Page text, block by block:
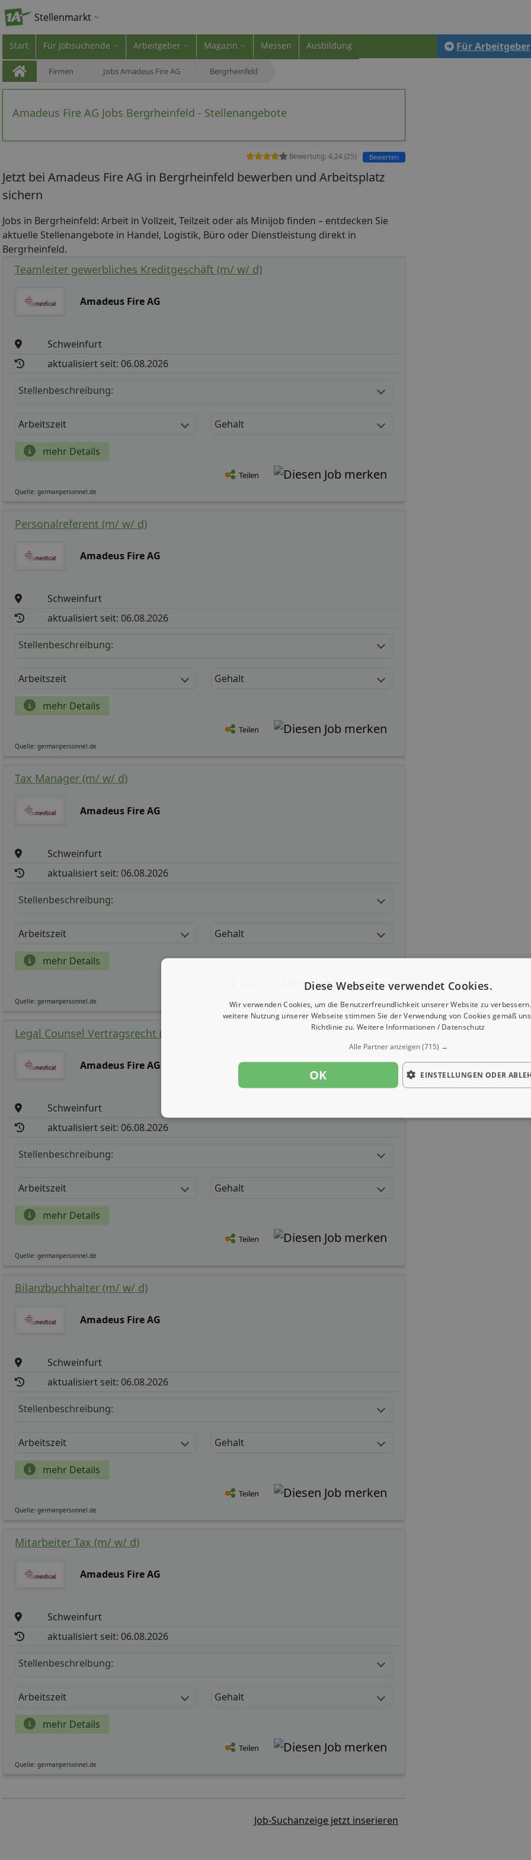
Stellenmarkt
Start Für Jobsuchende Arbeitgeber Magazin Messen Ausbildung Für Arbeitgeber
Firmen Jobs Amadeus Fire AG Bergrheinfeld
Amadeus Fire AG Jobs Bergrheinfeld - Stellenangebote
Bewertung: 4,24 (25) Bewerten
Jetzt bei Amadeus Fire AG in Bergrheinfeld bewerben und Arbeitsplatz
sichern
Jobs in Bergrheinfeld: Arbeit in Vollzeit, Teilzeit oder als Minijob finden – entdecken Sie
aktuelle Stellenangebote in Handel, Logistik, Büro oder Dienstleistung direkt in
Bergrheinfeld.
Teamleiter gewerbliches Kreditgeschäft (m/ w/ d)
Amadeus Fire AG
Schweinfurt
aktualisiert seit: 06.08.2026
Stellenbeschreibung:
Arbeitszeit Gehalt
mehr Details
Teilen
Quelle: germanpersonnel.de
Personalreferent (m/ w/ d)
Amadeus Fire AG
Schweinfurt
aktualisiert seit: 06.08.2026
Stellenbeschreibung:
Arbeitszeit Gehalt
mehr Details
Teilen
Quelle: germanpersonnel.de
Tax Manager (m/ w/ d)
Amadeus Fire AG
Schweinfurt
aktualisiert seit: 06.08.2026
Stellenbeschreibung:
Arbeitszeit Gehalt
mehr Details
Quelle: germanpersonnel.de
Legal Counsel Vertragsrecht (m/ w/ d)
Amadeus Fire AG
Schweinfurt
aktualisiert seit: 06.08.2026
Stellenbeschreibung:
Arbeitszeit Gehalt
mehr Details
Teilen
Quelle: germanpersonnel.de
Bilanzbuchhalter (m/ w/ d)
Amadeus Fire AG
Schweinfurt
aktualisiert seit: 06.08.2026
Stellenbeschreibung:
Arbeitszeit Gehalt
mehr Details
Teilen
Quelle: germanpersonnel.de
Mitarbeiter Tax (m/ w/ d)
Amadeus Fire AG
Schweinfurt
aktualisiert seit: 06.08.2026
Stellenbeschreibung:
Arbeitszeit Gehalt
mehr Details
Teilen
Quelle: germanpersonnel.de
Job-Suchanzeige jetzt inserieren
Diese Webseite verwendet Cookies.
Wir verwenden Cookies, um die Benutzerfreundlichkeit unserer Website zu
weitere Nutzung unserer Webseite stimmen Sie der Verwendung von Cookies gemäß
Richtlinie zu. Weitere Informationen / Datenschutz
Alle Partner anzeigen(715) →
OK EINSTELLUNGEN ODER